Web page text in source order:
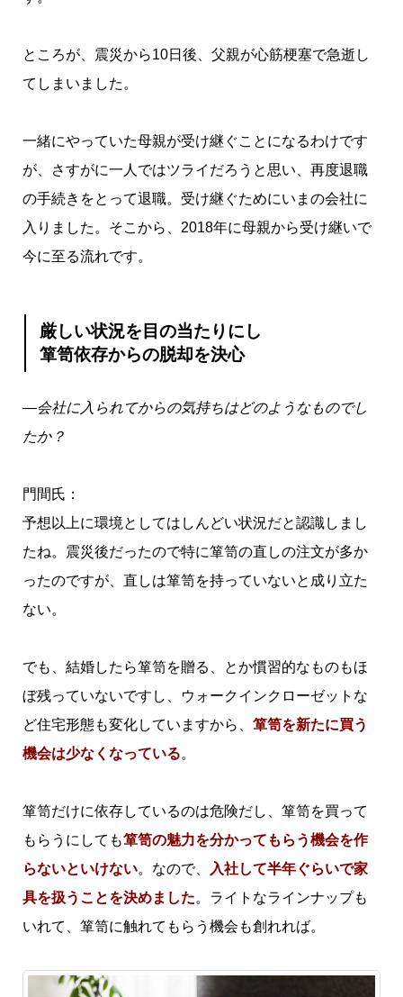
ところが、震災から10日後、父親が心筋梗塞で急逝し
てしまいました。
一緒にやっていた母親が受け継ぐことになるわけです
が、さすがに一人ではツライだろうと思い、再度退職
の手続きをとって退職。受け継ぐためにいまの会社に
入りました。そこから、2018年に母親から受け継いで
今に至る流れです。
厳しい状況を目の当たりにし
箪笥依存からの脱却を決心
―会社に入られてからの気持ちはどのようなものでし
たか？
門間氏：
予想以上に環境としてはしんどい状況だと認識しまし
たね。震災後だったので特に箪笥の直しの注文が多か
ったのですが、直しは箪笥を持っていないと成り立た
ない。
でも、結婚したら箪笥を贈る、とか慣習的なものもほ
ぼ残っていないですし、ウォークインクローゼットな
ど住宅形態も変化していますから、 箪笥を新たに買う
機会は少なくなっている。
箪笥だけに依存しているのは危険だし、箪笥を買って
もらうにしても箪笥の魅力を分かってもらう機会を作
らないといけない。なので、
入社して半年ぐらいで家
具を扱うことを決めました。ライトなラインナップも
いれて、箪笥に触れてもらう機会も創れれば。